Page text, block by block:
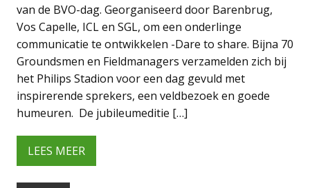
van de BVO-dag. Georganiseerd door Barenbrug,
Vos Capelle, ICL en SGL, om een onderlinge
communicatie te ontwikkelen -Dare to share. Bijna 70
Groundsmen en Fieldmanagers verzamelden zich bij
het Philips Stadion voor een dag gevuld met
inspirerende sprekers, een veldbezoek en goede
humeuren. De jubileumeditie […]
LEES MEER